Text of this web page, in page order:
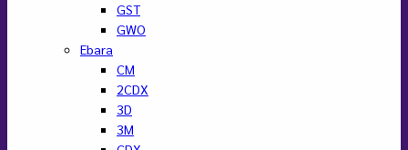
GST
GWO
Ebara
CM
2CDX
3D
3M